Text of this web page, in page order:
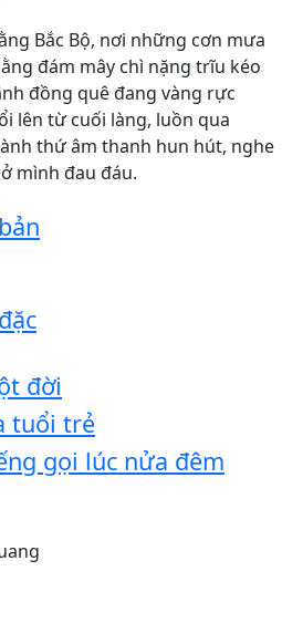
Bắc Bộ, nơi những cơn mưa
đám mây chì nặng trĩu kéo
đồng quê đang vàng rực
lên từ cuối làng, luồn qua
thứ âm thanh hun hút, nghe
mình đau đáu.
đời
tuổi trẻ
gọi lúc nửa đêm